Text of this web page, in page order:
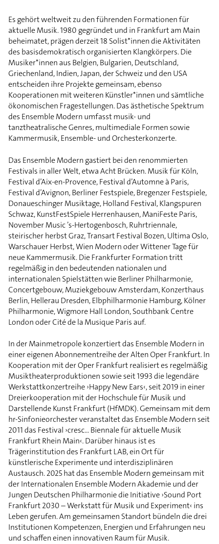
Es gehört weltweit zu den führenden Formationen für
aktuelle Musik. 1980 gegründet und in Frankfurt am Main
beheimatet, prägen derzeit 18 Solist*innen die Aktivitäten
des basisdemokratisch organisierten Klangkörpers. Die
Musiker*innen aus Belgien, Bulgarien, Deutschland,
Griechenland, Indien, Japan, der Schweiz und den USA
entscheiden ihre Projekte gemeinsam, ebenso
Kooperationen mit weiteren Künstler*innen und sämtliche
ökonomischen Fragestellungen. Das ästhetische Spektrum
des Ensemble Modern umfasst musik- und
tanztheatralische Genres, multimediale Formen sowie
Kammermusik, Ensemble- und Orchesterkonzerte.
Das Ensemble Modern gastiert bei den renommierten
Festivals in aller Welt, etwa Acht Brücken. Musik für Köln,
Festival d’Aix-en-Provence, Festival d’Automne à Paris,
Festival d’Avignon, Berliner Festspiele, Bregenzer Festspiele,
Donaueschinger Musiktage, Holland Festival, Klangspuren
Schwaz, KunstFestSpiele Herrenhausen, ManiFeste Paris,
November Music ’s-Hertogenbosch, Ruhrtriennale,
steirischer herbst Graz, Transart Festival Bozen, Ultima Oslo,
Warschauer Herbst, Wien Modern oder Wittener Tage für
neue Kammermusik. Die Frankfurter Formation tritt
regelmäßig in den bedeutenden nationalen und
internationalen Spielstätten wie Berliner Philharmonie,
Concertgebouw, Muziekgebouw Amsterdam, Konzerthaus
Berlin, Hellerau Dresden, Elbphilharmonie Hamburg, Kölner
Philharmonie, Wigmore Hall London, Southbank Centre
London oder Cité de la Musique Paris auf.
In der Mainmetropole konzertiert das Ensemble Modern in
einer eigenen Abonnementreihe der Alten Oper Frankfurt. In
Kooperation mit der Oper Frankfurt realisiert es regelmäßig
Musiktheaterproduktionen sowie seit 1993 die legendäre
Werkstattkonzertreihe ›Happy New Ears‹, seit 2019 in einer
Dreierkooperation mit der Hochschule für Musik und
Darstellende Kunst Frankfurt (HfMDK). Gemeinsam mit dem
hr-Sinfonieorchester veranstaltet das Ensemble Modern seit
2011 das Festival ›cresc... Biennale für aktuelle Musik
Frankfurt Rhein Main‹. Darüber hinaus ist es
Trägerinstitution des Frankfurt LAB, ein Ort für
künstlerische Experimente und interdisziplinären
Austausch. 2025 hat das Ensemble Modern gemeinsam mit
der Internationalen Ensemble Modern Akademie und der
Jungen Deutschen Philharmonie die Initiative ›Sound Port
Frankfurt 2030 – Werkstatt für Musik und Experiment‹ ins
Leben gerufen. Am gemeinsamen Standort bündeln die drei
Institutionen Kompetenzen, Energien und Erfahrungen neu
und schaffen einen innovativen Raum für Musik.